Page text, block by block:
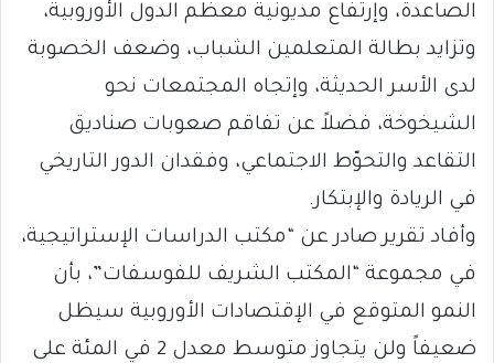
الصاعدة، وإرتفاع مديونية معظم الدول الأوروبية،
وتزايد بطالة المتعلمين الشباب، وضعف الخصوبة
لدى الأسر الحديثة، وإتجاه المجتمعات نحو
الشيخوخة، فضلاً عن تفاقم صعوبات صناديق
التقاعد والتحوّط الاجتماعي، وفقدان الدور التاريخي
في الريادة والإبتكار.
وأفاد تقرير صادر عن “مكتب الدراسات الإستراتيجية،
في مجموعة “المكتب الشريف للفوسفات”، بأن
النمو المتوقع في الإقتصادات الأوروبية سيظل
ضعيفاً ولن يتجاوز متوسط معدل 2 في المئة على